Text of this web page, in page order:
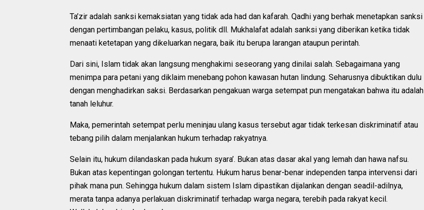
Ta’zir adalah sanksi kemaksiatan yang tidak ada had dan kafarah. Qadhi yang berhak menetapkan sanksi
dengan pertimbangan pelaku, kasus, politik dll. Mukhalafat adalah sanksi yang diberikan ketika tidak
menaati ketetapan yang dikeluarkan negara, baik itu berupa larangan ataupun perintah.
Dari sini, Islam tidak akan langsung menghakimi seseorang yang dinilai salah. Sebagaimana yang
menimpa para petani yang diklaim menebang pohon kawasan hutan lindung. Seharusnya dibuktikan dulu
dengan menghadirkan saksi. Berdasarkan pengakuan warga setempat pun mengatakan bahwa itu adalah
tanah leluhur.
Maka, pemerintah setempat perlu meninjau ulang kasus tersebut agar tidak terkesan diskriminatif atau
tebang pilih dalam menjalankan hukum terhadap rakyatnya.
Selain itu, hukum dilandaskan pada hukum syara’. Bukan atas dasar akal yang lemah dan hawa nafsu.
Bukan atas kepentingan golongan tertentu. Hukum harus benar-benar independen tanpa intervensi dari
pihak mana pun. Sehingga hukum dalam sistem Islam dipastikan dijalankan dengan seadil-adilnya,
merata tanpa adanya perlakuan diskriminatif terhadap warga negara, terebih pada rakyat kecil.